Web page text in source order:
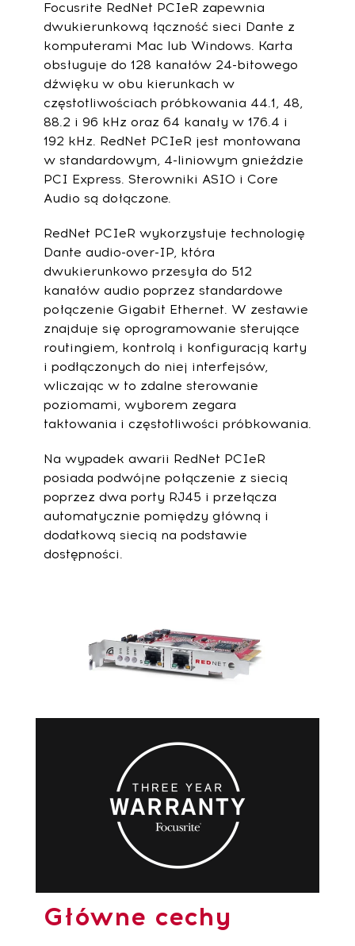
Focusrite RedNet PCIeR zapewnia
dwukierunkową łączność sieci Dante z
komputerami Mac lub Windows. Karta
obsługuje do 128 kanałów 24-bitowego
dźwięku w obu kierunkach w
częstotliwościach próbkowania 44.1, 48,
88.2 i 96 kHz oraz 64 kanały w 176.4 i
192 kHz. RedNet PCIeR jest montowana
w standardowym, 4-liniowym gnieździe
PCI Express. Sterowniki ASIO i Core
Audio są dołączone.
RedNet PCIeR wykorzystuje technologię
Dante audio-over-IP, która
dwukierunkowo przesyła do 512
kanałów audio poprzez standardowe
połączenie Gigabit Ethernet. W zestawie
znajduje się oprogramowanie sterujące
routingiem, kontrolą i konfiguracją karty
i podłączonych do niej interfejsów,
wliczając w to zdalne sterowanie
poziomami, wyborem zegara
taktowania i częstotliwości próbkowania.
Na wypadek awarii RedNet PCIeR
posiada podwójne połączenie z siecią
poprzez dwa porty RJ45 i przełącza
automatycznie pomiędzy główną i
dodatkową siecią na podstawie
dostępności.
Główne cechy